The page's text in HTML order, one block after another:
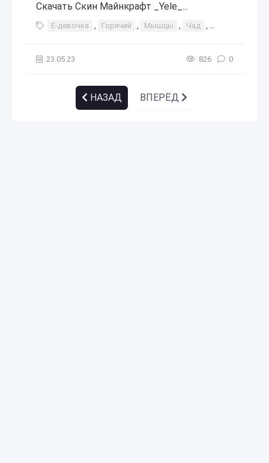
Скачать Скин Майнкрафт _Yele_...
Е-девочка , Горячий , Мышцы , Чад , Бодибилдер
23.05.23 826 0
НАЗАД ВПЕРЁД